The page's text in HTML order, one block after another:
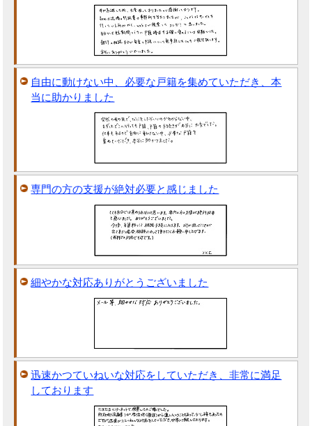
自由に動けない中、必要な戸籍を集めていただき、本
当に助かりました
専門の方の支援が絶対必要と感じました
細やかな対応ありがとうございました
迅速かつていねいな対応をしていただき、非常に満足
しております